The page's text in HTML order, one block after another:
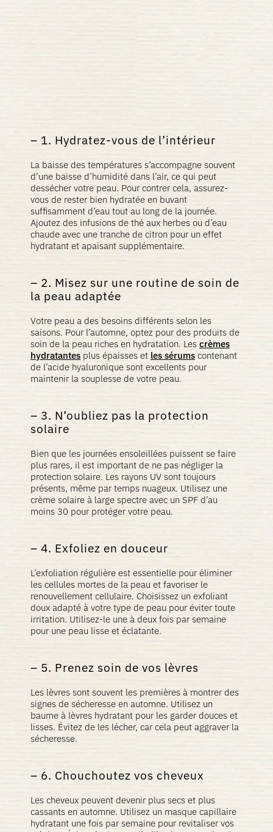
1. Hydratez-vous de l’intérieur
La baisse des températures s’accompagne souvent
d’une baisse d’humidité dans l’air, ce qui peut
dessécher votre peau. Pour contrer cela, assurez-
vous de rester bien hydratée en buvant
suffisamment d’eau tout au long de la journée.
Ajoutez des infusions de thé aux herbes ou d’eau
chaude avec une tranche de citron pour un effet
hydratant et apaisant supplémentaire.
2. Misez sur une routine de soin de
la peau adaptée
Votre peau a des besoins différents selon les
saisons. Pour l’automne, optez pour des produits de
soin de la peau riches en hydratation. Les crèmes
hydratantes plus épaisses et les sérums contenant
de l’acide hyaluronique sont excellents pour
maintenir la souplesse de votre peau.
3. N’oubliez pas la protection
solaire
Bien que les journées ensoleillées puissent se faire
plus rares, il est important de ne pas négliger la
protection solaire. Les rayons UV sont toujours
présents, même par temps nuageux. Utilisez une
crème solaire à large spectre avec un SPF d’au
moins 30 pour protéger votre peau.
4. Exfoliez en douceur
L’exfoliation régulière est essentielle pour éliminer
les cellules mortes de la peau et favoriser le
renouvellement cellulaire. Choisissez un exfoliant
doux adapté à votre type de peau pour éviter toute
irritation. Utilisez-le une à deux fois par semaine
pour une peau lisse et éclatante.
5. Prenez soin de vos lèvres
Les lèvres sont souvent les premières à montrer des
signes de sécheresse en automne. Utilisez un
baume à lèvres hydratant pour les garder douces et
lisses. Évitez de les lécher, car cela peut aggraver la
sécheresse.
6. Chouchoutez vos cheveux
Les cheveux peuvent devenir plus secs et plus
cassants en automne. Utilisez un masque capillaire
hydratant une fois par semaine pour revitaliser vos